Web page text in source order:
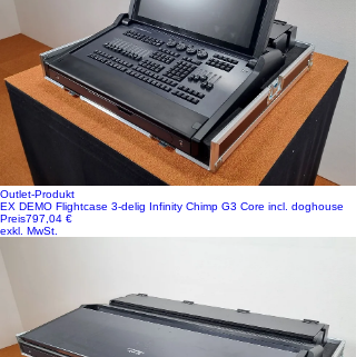
Outlet-Produkt
EX DEMO Flightcase 3-delig Infinity Chimp G3 Core incl. doghouse
Preis797,04 €
exkl. MwSt.